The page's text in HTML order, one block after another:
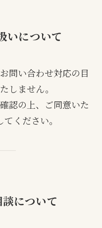
いについて
問い合わせ対応の目
しません。
認の上、ご同意いた
ください。
について